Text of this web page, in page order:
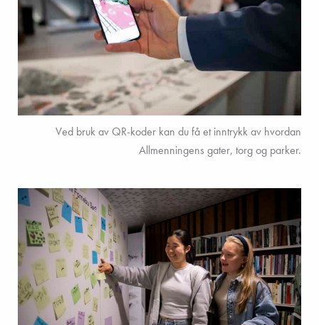
Ved bruk av QR-koder kan du få et inntrykk av hvordan
Allmenningens gater, torg og parker.